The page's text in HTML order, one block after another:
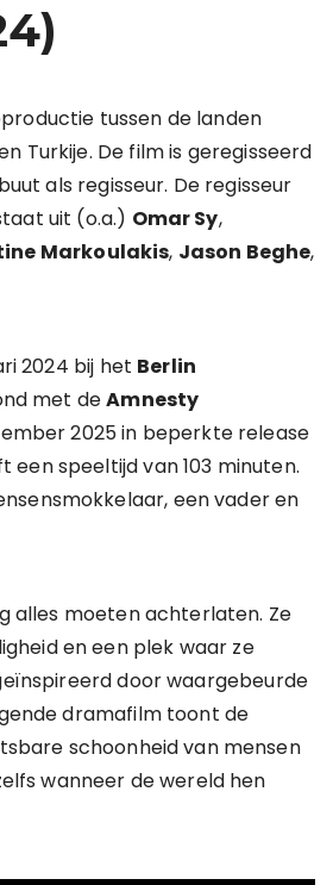
tussen de landen
Turkije. De film is geregisseerd
als regisseur. De regisseur
uit (o.a.) Omar Sy,
Markoulakis, Jason Beghe,
2024 bij het Berlin
met deAmnesty
2025 in beperkte release
speeltijd van 103 minuten.
een vader en
alles moeten achterlaten. Ze
en een plek waar ze
door waargebeurde
dramafilm toont de
schoonheid van mensen
wanneer de wereld hen